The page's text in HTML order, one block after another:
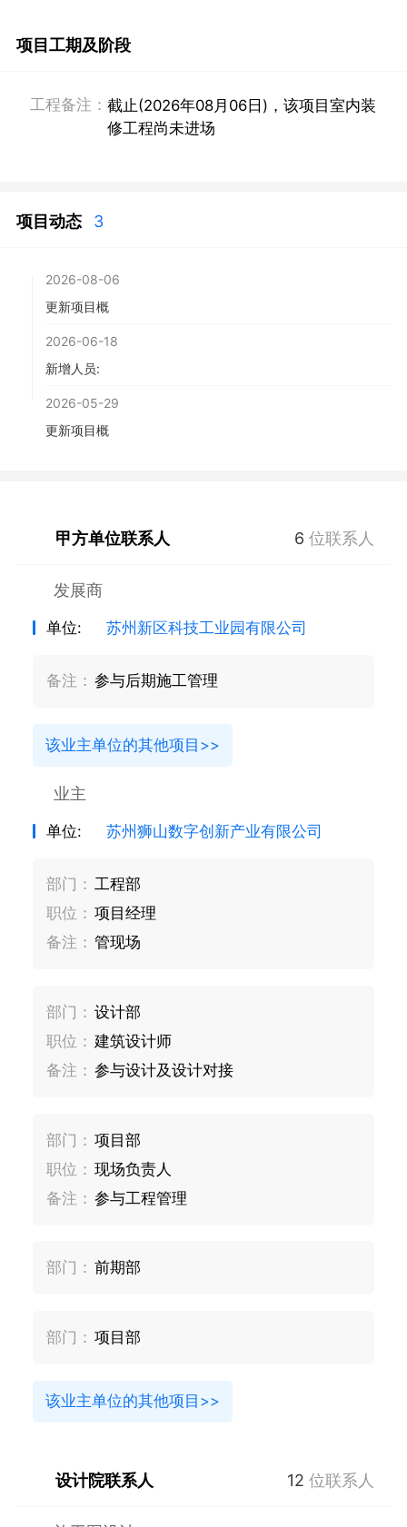
项目工期及阶段
工程备注： 截止(2026年08月06日)，该项目室内装
修工程尚未进场
项目动态 3
2026-08-06
更新项目概
2026-06-18
新增人员:
2026-05-29
更新项目概
甲方单位联系人 6 位联系人
发展商
单位: 苏州新区科技工业园有限公司
备注： 参与后期施工管理
该业主单位的其他项目>>
业主
单位: 苏州狮山数字创新产业有限公司
部门： 工程部
职位： 项目经理
备注： 管现场
部门： 设计部
职位： 建筑设计师
备注： 参与设计及设计对接
部门： 项目部
职位： 现场负责人
备注： 参与工程管理
部门： 前期部
部门： 项目部
该业主单位的其他项目>>
设计院联系人 12 位联系人